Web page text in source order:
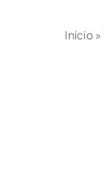
Início»